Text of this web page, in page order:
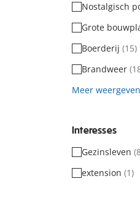
Nostalgisch
Grote
Boerderij (15)
Brandweer
Meer weergeven
Interesses
Gezinsleven
extension (1)